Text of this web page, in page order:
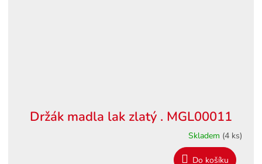
Držák madla lak zlatý . MGL00011
Skladem (4 ks)
Do košíku